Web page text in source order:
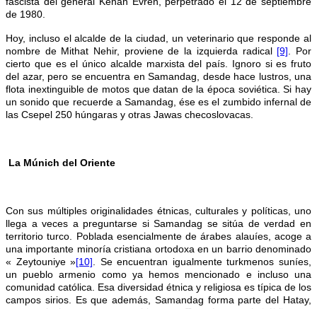
de 1980.
Hoy, incluso el alcalde de la ciudad, un veterinario que responde al
nombre de Mithat Nehir, proviene de la izquierda radical [9] . Por
cierto que es el único alcalde marxista del país. Ignoro si es fruto
del azar, pero se encuentra en Samandag, desde hace lustros, una
flota inextinguible de motos que datan de la época soviética. Si hay
un sonido que recuerde a Samandag, ése es el zumbido infernal de
las Csepel 250 húngaras y otras Jawas checoslovacas.
La Múnich del Oriente
Con sus múltiples originalidades étnicas, culturales y políticas, uno
llega a veces a preguntarse si Samandag se sitúa de verdad en
territorio turco. Poblada esencialmente de árabes alauíes, acoge a
una importante minoría cristiana ortodoxa en un barrio denominado
« Zeytouniye »[10] . Se encuentran igualmente turkmenos suníes,
un pueblo armenio como ya hemos mencionado e incluso una
comunidad católica. Esa diversidad étnica y religiosa es típica de los
campos sirios. Es que además, Samandag forma parte del Hatay,